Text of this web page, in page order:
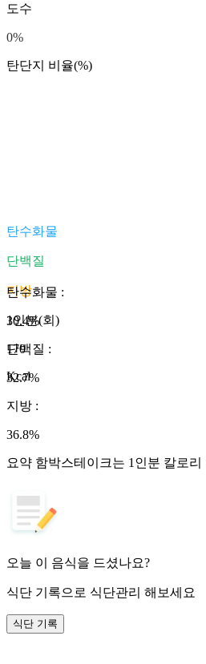
도수
0%
탄단지 비율(%)
탄수화물
단백질
지방
1인분(회)
170
Kcal
탄수화물 :
30.4%
단백질 :
32.7%
지방 :
36.8%
요약 함박스테이크는 1인분 칼로
오늘 이 음식을 드셨나요?
식단 기록으로 식단관리 해보세요
식단 기록